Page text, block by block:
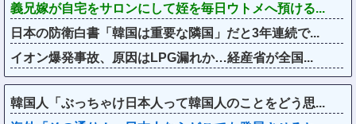
義兄嫁が自宅をサロンにして姪を毎日ウトメへ預ける...
日本の防衛白書「韓国は重要な隣国」だと3年連続で...
イオン爆発事故、原因はLPG漏れか…経産省が全国...
韓国人「ぶっちゃけ日本人って韓国人のことをどう思...